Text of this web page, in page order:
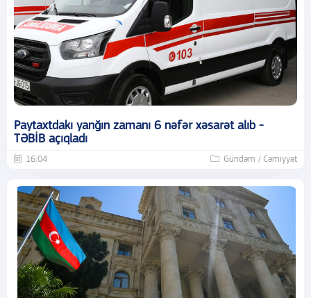
Paytaxtdakı yanğın zamanı 6 nəfər xəsarət alıb -
TƏBİB açıqladı
16:04 Gündəm / Cəmiyyət